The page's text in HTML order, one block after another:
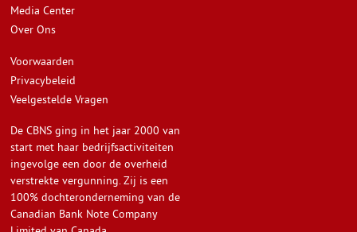
Media Center
Over Ons
Voorwaarden
Privacybeleid
Veelgestelde Vragen
De CBNS ging in het jaar 2000 van
start met haar bedrijfsactiviteiten
ingevolge een door de overheid
verstrekte vergunning. Zij is een
100% dochteronderneming van de
Canadian Bank Note Company